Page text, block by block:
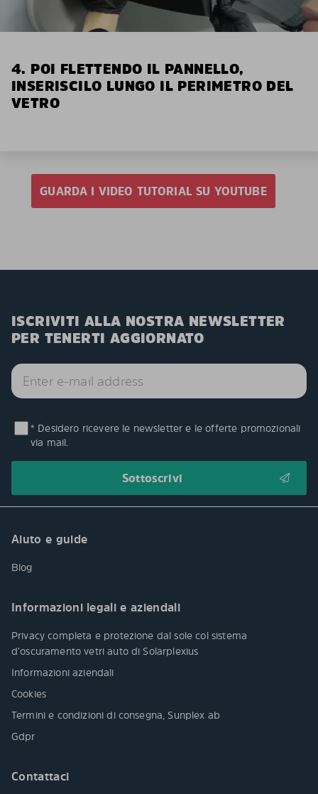
4. POI FLETTENDO IL PANNELLO,
INSERISCILO LUNGO IL PERIMETRO DEL
VETRO
GUARDA I VIDEO TUTORIAL SU YOUTUBE
ISCRIVITI ALLA NOSTRA NEWSLETTER
PER TENERTI AGGIORNATO
* Desidero ricevere le newsletter e le offerte promozionali
via mail.
Aiuto e guide
Blog
Informazioni legali e aziendali
Privacy completa e protezione dal sole col sistema
d’oscuramento vetri auto di Solarplexius
Informazioni aziendali
Cookies
Termini e condizioni di consegna, Sunplex ab
Gdpr
Contattaci